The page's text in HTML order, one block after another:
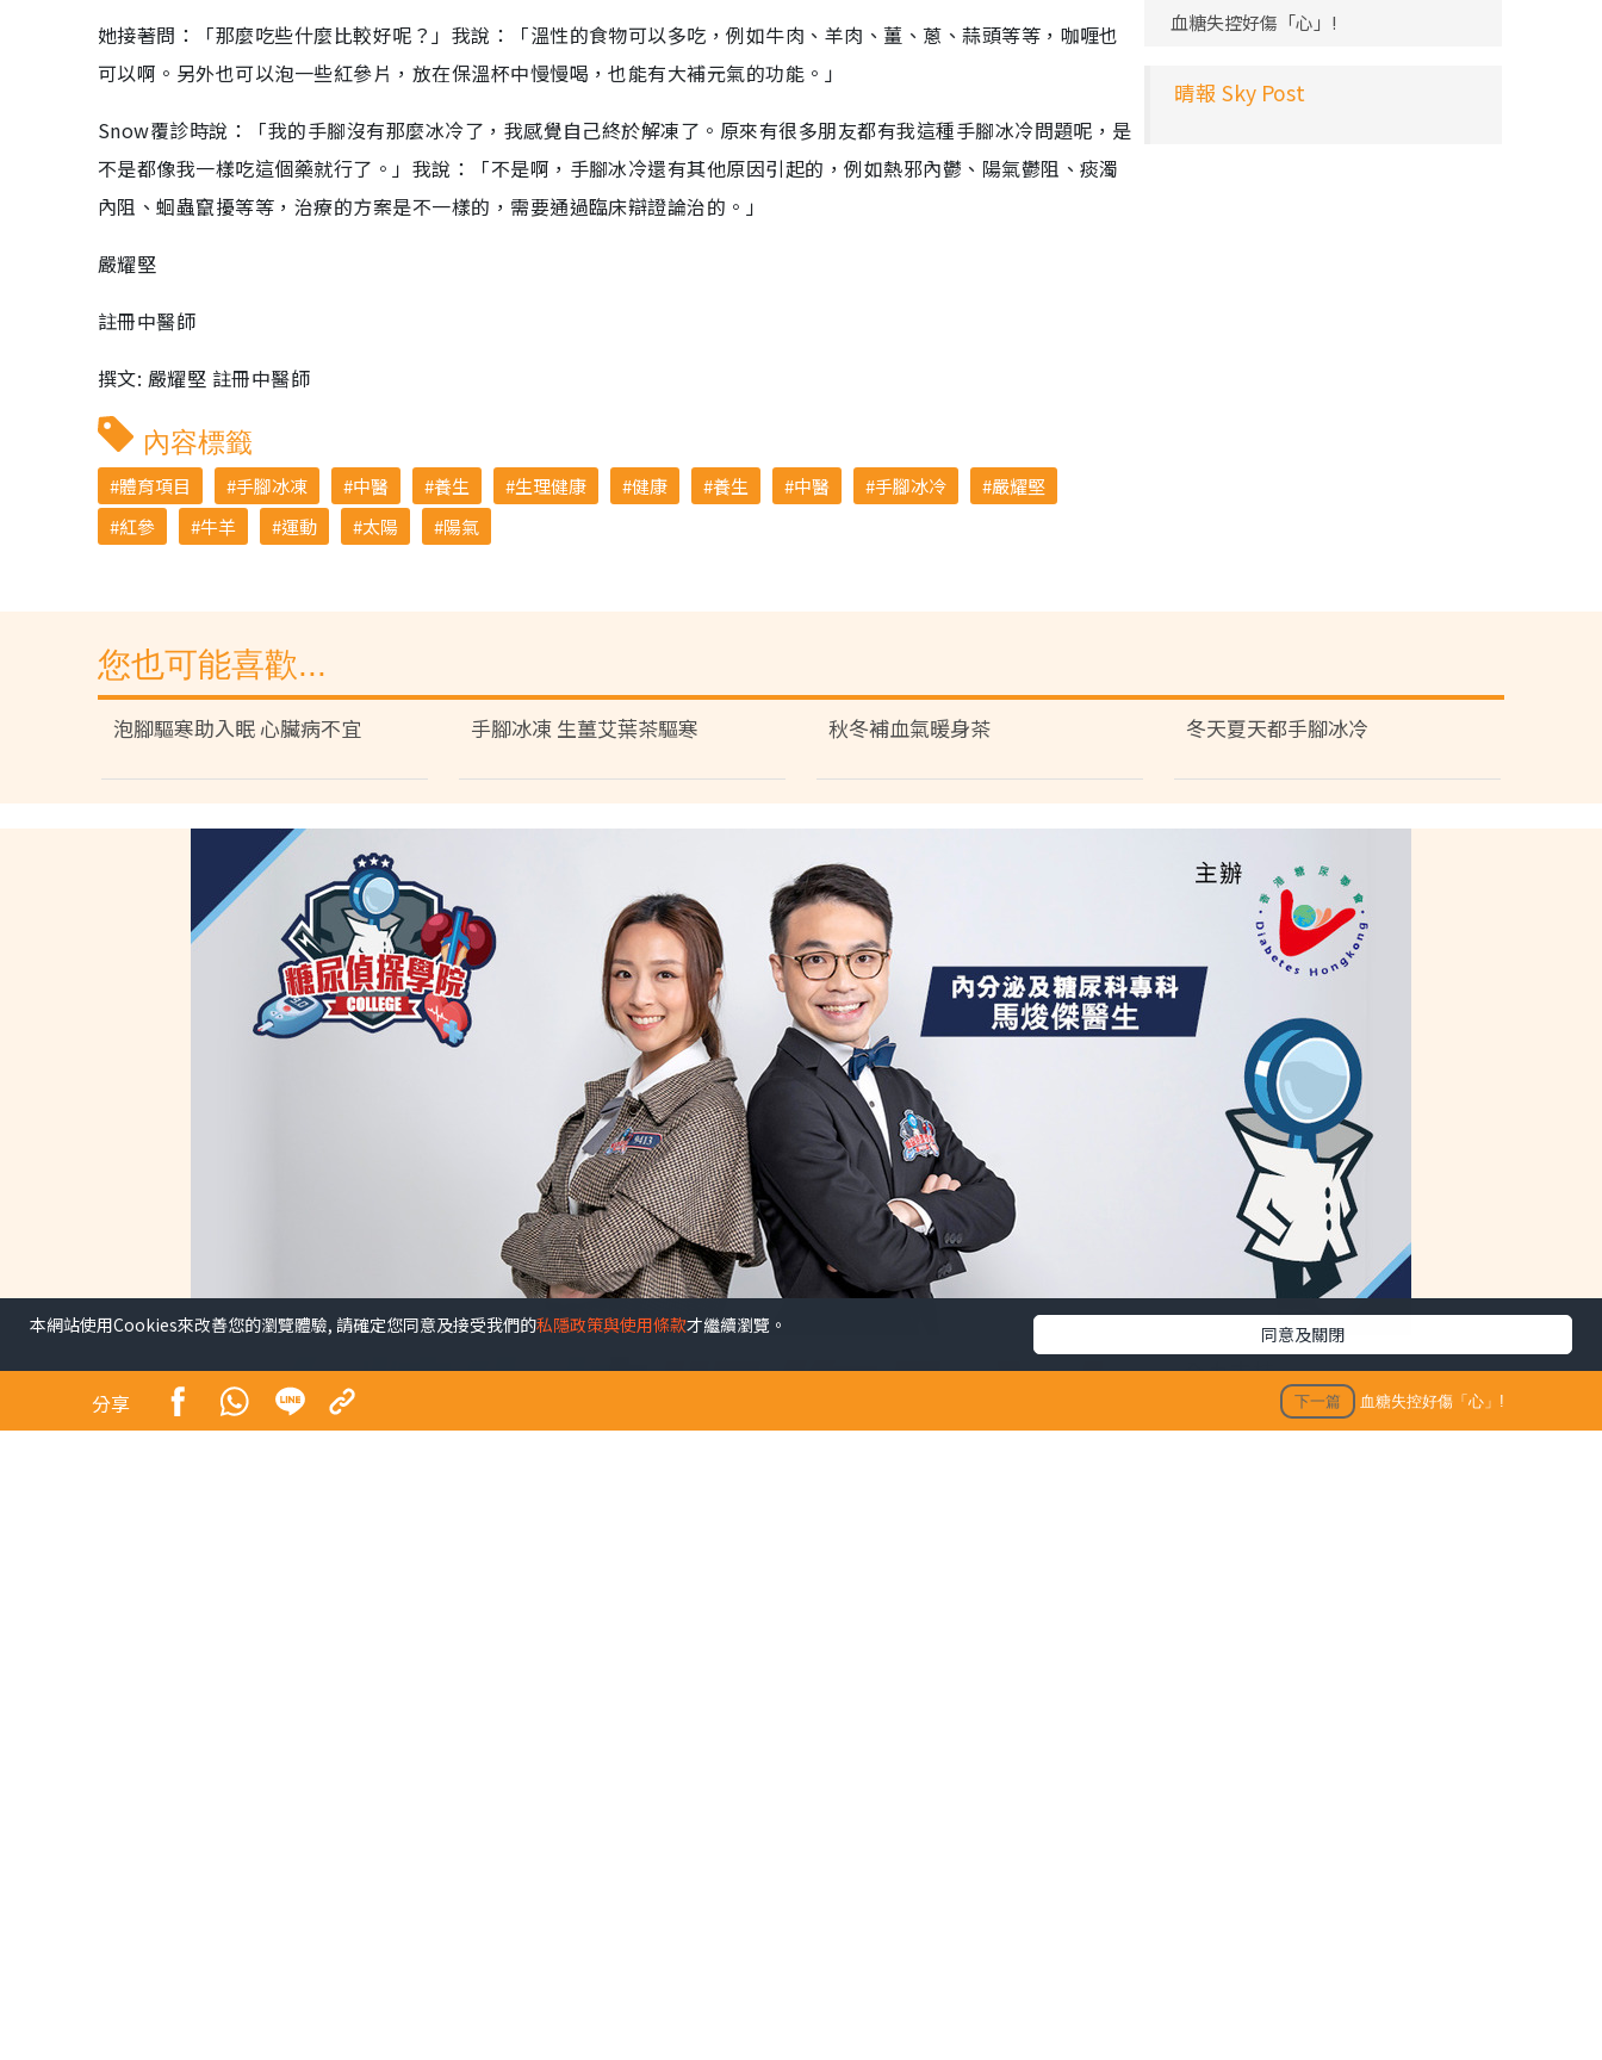
她接著問：「那麼吃些什麼比較好呢？」我說：「溫性的食物可以多吃，例如牛肉、羊肉、薑、蔥、蒜頭等等，咖喱也
可以啊。另外也可以泡一些紅參片，放在保溫杯中慢慢喝，也能有大補元氣的功能。」
Snow覆診時說：「我的手腳沒有那麼冰冷了，我感覺自己終於解凍了。原來有很多朋友都有我這種手腳冰冷問題呢，是
不是都像我一樣吃這個藥就行了。」我說：「不是啊，手腳冰冷還有其他原因引起的，例如熱邪內鬱、陽氣鬱阻、痰濁
內阻、蛔蟲竄擾等等，治療的方案是不一樣的，需要通過臨床辯證論治的。」
嚴耀堅
註冊中醫師
撰文: 嚴耀堅 註冊中醫師
內容標籤
體育項目 手腳冰凍 中醫 養生 生理健康 健康 養生 中醫 手腳冰冷
嚴耀堅
紅參
牛羊 運動 太陽 陽氣
血糖失控好傷「心」!
晴報 Sky Post
您也可能喜歡...
泡腳驅寒助入眠 心臟病不宜 手腳冰凍 生薑艾葉茶驅寒 秋冬補血氣暖身茶 冬天夏天都手腳冰冷
分享 下一篇 血糖失控好傷「心」!
本網站使用Cookies來改善您的瀏覽體驗, 請確定您同意及接受我們的私隱政策與使用條款才繼續瀏覽。 同意及關閉